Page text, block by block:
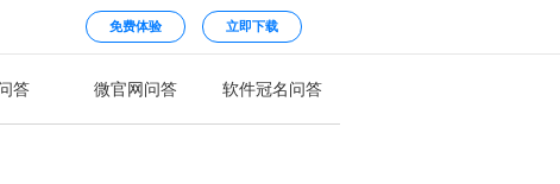
免费体验 立即下载
答 微官网问答 软件冠名问答